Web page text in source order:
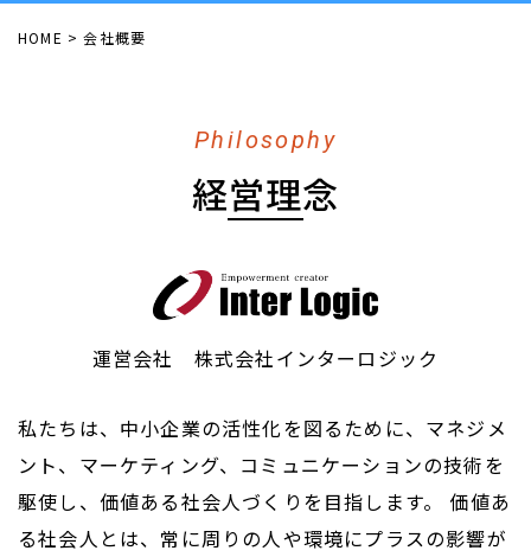
HOME >会社概要
Philosophy
経営理念
運営会社 株式会社インターロジック
私たちは、中小企業の活性化を図るために、マネジメ
ント、マーケティング、コミュニケーションの技術を
駆使し、価値ある社会人づくりを目指します。 価値あ
る社会人とは、常に周りの人や環境にプラスの影響が